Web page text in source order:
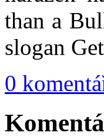
than a
slogan
0